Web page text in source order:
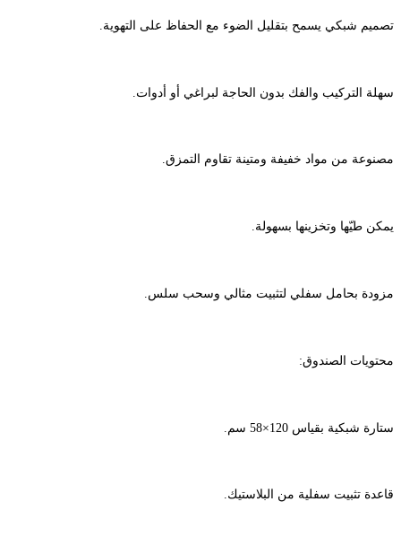
تصميم شبكي يسمح بتقليل الضوء مع الحفاظ على التهوية.
سهلة التركيب والفك بدون الحاجة لبراغي أو أدوات.
مصنوعة من مواد خفيفة ومتينة تقاوم التمزق.
يمكن طيّها وتخزينها بسهولة.
مزودة بحامل سفلي لتثبيت مثالي وسحب سلس.
محتويات الصندوق:
ستارة شبكية بقياس 120×58 سم.
قاعدة تثبيت سفلية من البلاستيك.